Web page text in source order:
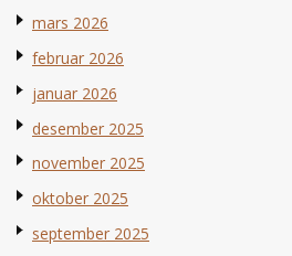
mars 2026
februar 2026
januar 2026
desember 2025
november 2025
oktober 2025
september 2025